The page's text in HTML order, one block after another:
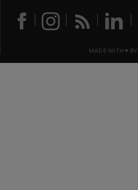
MADE WITH ♥ BY